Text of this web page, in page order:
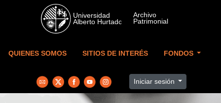
Skip to main content
QUIENES SOMOS SITIOS DE INTERÉS FONDOS
Iniciar sesión